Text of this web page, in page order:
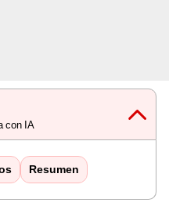
con IA
Resumen